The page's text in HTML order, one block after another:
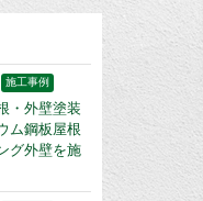
施工事例
・外壁塗装
ム鋼板屋根
グ外壁を施